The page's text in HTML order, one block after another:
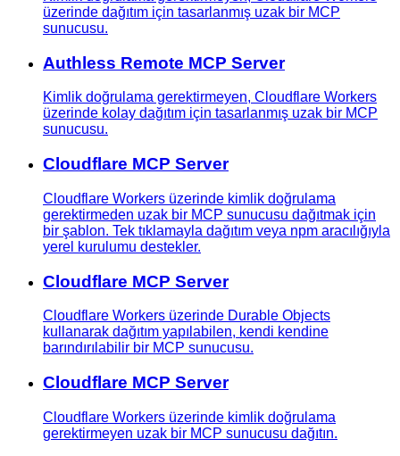
üzerinde dağıtım için tasarlanmış uzak bir MCP
sunucusu.
Authless Remote MCP Server
Kimlik doğrulama gerektirmeyen, Cloudflare Workers
üzerinde kolay dağıtım için tasarlanmış uzak bir MCP
sunucusu.
Cloudflare MCP Server
Cloudflare Workers üzerinde kimlik doğrulama
gerektirmeden uzak bir MCP sunucusu dağıtmak için
bir şablon. Tek tıklamayla dağıtım veya npm aracılığıyla
yerel kurulumu destekler.
Cloudflare MCP Server
Cloudflare Workers üzerinde Durable Objects
kullanarak dağıtım yapılabilen, kendi kendine
barındırılabilir bir MCP sunucusu.
Cloudflare MCP Server
Cloudflare Workers üzerinde kimlik doğrulama
gerektirmeyen uzak bir MCP sunucusu dağıtın.